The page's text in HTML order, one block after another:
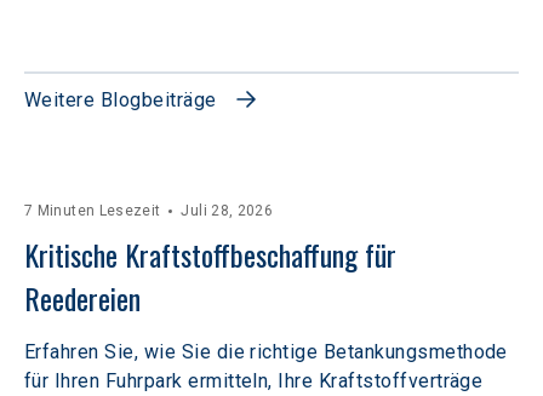
Weitere Blogbeiträge
7 Minuten Lesezeit Juli 28, 2026
Kritische Kraftstoffbeschaffung für
Reedereien
Erfahren Sie, wie Sie die richtige Betankungsmethode
für Ihren Fuhrpark ermitteln, Ihre Kraftstoffverträge